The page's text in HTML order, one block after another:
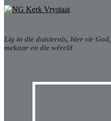
Lig in die duisternis, hier vir God,
mekaar en die wêreld